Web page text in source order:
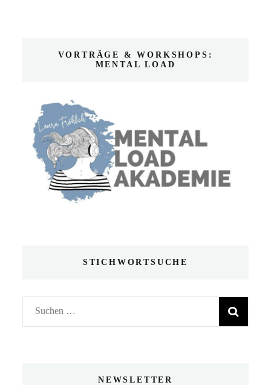
VORTRÄGE & WORKSHOPS:
MENTAL LOAD
STICHWORTSUCHE
Suchen
nach:
NEWSLETTER